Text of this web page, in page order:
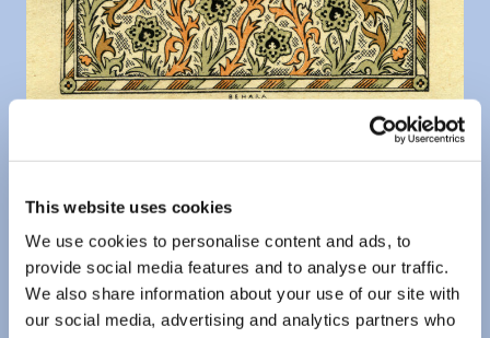
This website uses cookies
We use cookies to personalise content and ads, to
provide social media features and to analyse our traffic.
We also share information about your use of our site with
our social media, advertising and analytics partners who